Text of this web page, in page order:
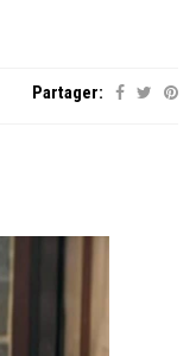
Partager: